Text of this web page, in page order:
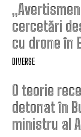
cercetări
cu drone în
DIVERSE
O teorie
detonat în
ministru al